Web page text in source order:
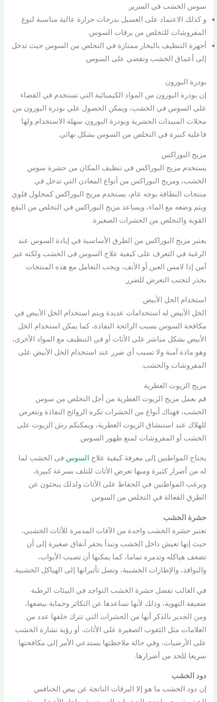
سوس الخشب في السرير.
و كذلك الاعتماد على الغسيل بدرجات حرارة عالية مناسبة لنوع
المفروشات للتخلص من يرقات السوس.
أجهزة التنظيف بالبخار ممتازة في التخلص من السوس حيث تدخل
إلى أعماق الخشب وتقضي على السوس.
بودرة البورون
إن بودرة البورون من المواد الكيميائية التي تستخدم في القضاء
على السوس في الخشب، ويمكن الحصول علي بودرة البورون من
محلات المبيدات الحشرية وبودرة البورون سهلة الاستخدام ولها
فاعلية كبيرة في التخلص من السوس بشكل نهائي.
مزيج البوراكس
يستخدم مزيج البوراكس في تنظيف المكان من حشرة سوس
الخشب، ومزيج البوراكس من أنواع المعادن التي تدخل في
منتجات النظافة بوجه عام، يستخدم مزيج البوراكس كمحلول قلوي
ويتم وضعه مع الماء، ويساعد مزيج البوراكس في التخلص من البقع
القوية والتخلص من الحشرات الصغيرة.
يعتبر مزيج البوراكس من الطرق الأساسية في إبادة السوس عند
الرغبة في التعرف على كيفية علاج السوس فى الخشب ولكنه غير
آمن إذا لامس العين أو الأنف، ويجب التعامل مع هذه المنتجات
بحذر لتجنب التعرض للضرر.
استخدام الخل الأبيض
الخل الأبيض له استخدامات عديدة ويتم استخدام الخل الأبيض في
مكافحة السوس بسبب الرائحة النفاذة، كما يمكن استخدام الخل
الأبيض بشكل مباشر على الأثاث أو في التنظيف مع المواد الأخرى،
وهو مادة آمنة ولا تسبب أي ضرر عند استخدام الخل الأبيض على
المفروشات والخشب.
مزيج الزيوت العطرية
قم بعمل مزيج الزيوت العطرية من أجل التخلص من سوس
الخشب، فهناك أنواع من الحشرات تكره الروائح النفاذة وتتعرض
للهلاك عند استنشاق الزيوت العطرية، ويمكنكم رش الزيوت على
الخشب أو المفروشات لمنع ظهور السوس.
يحتاج المواطنين إلى معرفة كيفية علاج السوس فى الخشب لما
له من أضرار كثيرة ومنها تعرض الأثاث للتلف بسرعة كبيرة،
ويرغب المواطنين في الحفاظ على الأثاث ولذلك يبحثون عن
الطرق الفعالة في التخلص من السوس.
حشرة الخشب
تعتبر حشرة الخشب واحدة من الآفات المدمرة للأثاث الخشبي،
حيث إنها تعيش داخل الخشب وتبدأ بحفر أنفاق صغيرة إلى أن
تضعف هياكله وتدمره تماما، كما يمكنها أن تصيب الأبواب،
والنوافذ، والإطارات الخشبية، وتصل تأثيراتها إلى الهياكل الخشبية.
في الغالب تفضل حشرة الخشب التواجد في البيئات الرطبة
ضعيفة التهوية، وذلك لأنها تساعدها عن التكاثر وحماية بيضعها،
ومن الجدير بالذكر أنها من الحشرات التي تترك خلفها عدد من
العلامات مثل الثقوب الصغيرة على الأثاث، أو رؤية نشارة الخشب
على الأرضيات، وفي حالة ملاحظتها يستدعي الأمر إلى مكافحتها
سريعا للحد من أضرارها.
دود الخشب
إن دود الخشب ما هو إلا اليرقات الناتجة عن بيض الخنافس